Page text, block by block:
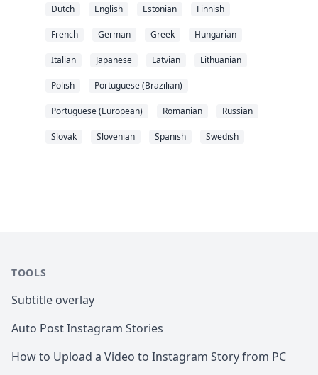
Dutch English Estonian Finnish
French German Greek Hungarian
Italian Japanese Latvian Lithuanian
Polish Portuguese (Brazilian)
Portuguese (European) Romanian Russian
Slovak Slovenian Spanish Swedish
TOOLS
Subtitle overlay
Auto Post Instagram Stories
How to Upload a Video to Instagram Story from PC